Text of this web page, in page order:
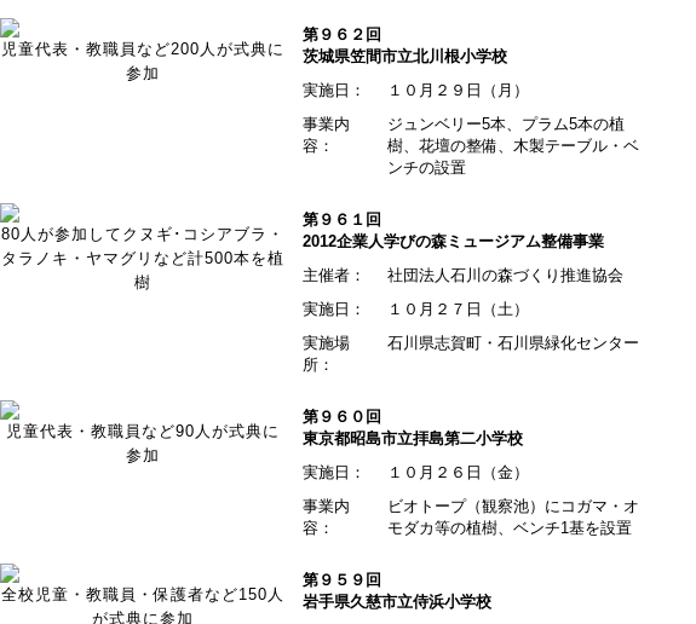
児童代表・教職員など200人が式典に
参加
第９６２回
茨城県笠間市立北川根小学校
実施日：
１０月２９日（月）
事業内
容：
ジュンベリー5本、プラム5本の植
樹、花壇の整備、木製テーブル・ベ
ンチの設置
80人が参加してクヌギ･コシアブラ・
タラノキ・ヤマグリなど計500本を植
樹
第９６１回
2012企業人学びの森ミュージアム整備事業
主催者：
社団法人石川の森づくり推進協会
実施日：
１０月２７日（土）
実施場
所：
石川県志賀町・石川県緑化センター
児童代表・教職員など90人が式典に
参加
第９６０回
東京都昭島市立拝島第二小学校
実施日：
１０月２６日（金）
事業内
容：
ビオトープ（観察池）にコガマ・オ
モダカ等の植樹、ベンチ1基を設置
全校児童・教職員・保護者など150人
が式典に参加
第９５９回
岩手県久慈市立侍浜小学校